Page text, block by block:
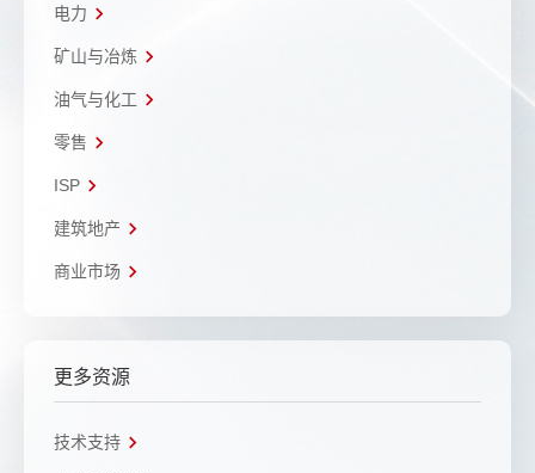
电力
矿山与冶炼
油气与化工
零售
ISP
建筑地产
商业市场
更多资源
技术支持